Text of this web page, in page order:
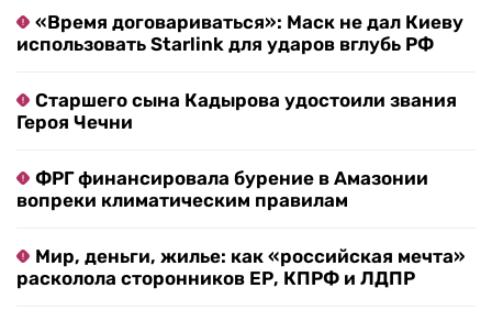
«Время договариваться»: Маск не дал Киеву
использовать Starlink для ударов вглубь РФ
Старшего сына Кадырова удостоили звания
Героя Чечни
ФРГ финансировала бурение в Амазонии
вопреки климатическим правилам
Мир, деньги, жилье: как «российская мечта»
расколола сторонников ЕР, КПРФ и ЛДПР